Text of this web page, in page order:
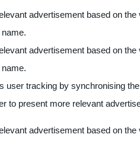
advertisement based on
advertisement based on
user tracking by synchronising
to present more relevant
advertisement based on